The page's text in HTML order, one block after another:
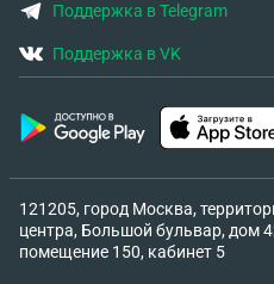
Поддержка в Telegram
Поддержка в VK
121205, город Москва,
центра, Большой бульвар, дом
помещение 150, кабинет 5